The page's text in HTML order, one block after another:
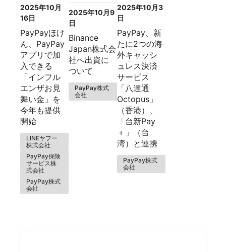
2025年10月
16日
PayPayほけ
ん、PayPay
アプリで加
入できる
「インフル
エンザお見
舞い金」を
今年も提供
開始
LINEヤフー
株式会社
PayPay保険
サービス株
式会社
PayPay株式
会社
2025年10月9
日
Binance
Japan株式会
社へ出資に
ついて
PayPay株式
会社
2025年10月3
日
PayPay、新
たに2つの海
外キャッシ
ュレス決済
サービス
「八達通
Octopus」
（香港）、
「台新Pay
＋」（台
湾）と連携
PayPay株式
会社